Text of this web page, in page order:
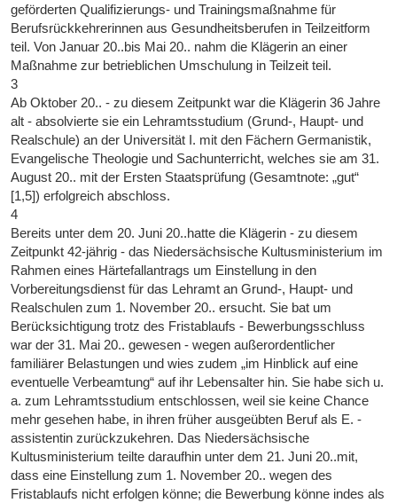
geförderten Qualifizierungs- und Trainingsmaßnahme für
Berufsrückkehrerinnen aus Gesundheitsberufen in Teilzeitform
teil. Von Januar 20..bis Mai 20.. nahm die Klägerin an einer
Maßnahme zur betrieblichen Umschulung in Teilzeit teil.
3
Ab Oktober 20.. - zu diesem Zeitpunkt war die Klägerin 36 Jahre
alt - absolvierte sie ein Lehramtsstudium (Grund-, Haupt- und
Realschule) an der Universität I. mit den Fächern Germanistik,
Evangelische Theologie und Sachunterricht, welches sie am 31.
August 20.. mit der Ersten Staatsprüfung (Gesamtnote: „gut“
[1,5]) erfolgreich abschloss.
4
Bereits unter dem 20. Juni 20..hatte die Klägerin - zu diesem
Zeitpunkt 42-jährig - das Niedersächsische Kultusministerium im
Rahmen eines Härtefallantrags um Einstellung in den
Vorbereitungsdienst für das Lehramt an Grund-, Haupt- und
Realschulen zum 1. November 20.. ersucht. Sie bat um
Berücksichtigung trotz des Fristablaufs - Bewerbungsschluss
war der 31. Mai 20.. gewesen - wegen außerordentlicher
familiärer Belastungen und wies zudem „im Hinblick auf eine
eventuelle Verbeamtung“ auf ihr Lebensalter hin. Sie habe sich u.
a. zum Lehramtsstudium entschlossen, weil sie keine Chance
mehr gesehen habe, in ihren früher ausgeübten Beruf als E. -
assistentin zurückzukehren. Das Niedersächsische
Kultusministerium teilte daraufhin unter dem 21. Juni 20..mit,
dass eine Einstellung zum 1. November 20.. wegen des
Fristablaufs nicht erfolgen könne; die Bewerbung könne indes als